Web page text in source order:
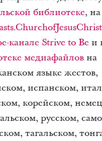
библиотеке,
канале Strive to Be и
медиафайловна
языке жестов,
испанском,
корейском,
русском,
тагальском,